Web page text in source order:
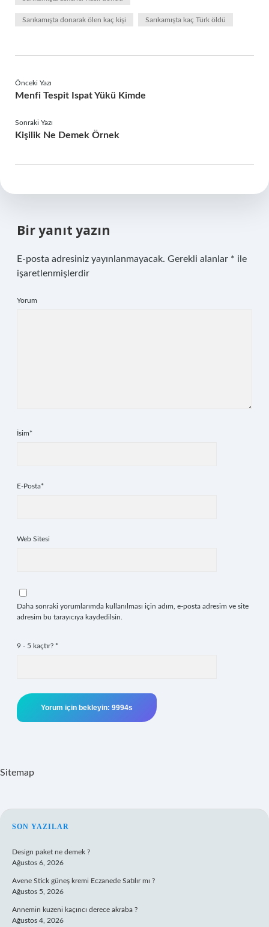
Sarıkamışta donarak ölen kaç kişi Sarıkamışta kaç Türk öldü
Önceki Yazı
Menfi Tespit Ispat Yükü Kimde
Sonraki Yazı
Kişilik Ne Demek Örnek
Bir yanıt yazın
E-posta adresiniz yayınlanmayacak. Gerekli alanlar * ile
işaretlenmişlerdir
Yorum
İsim*
E-Posta*
Web Sitesi
Daha sonraki yorumlarımda kullanılması için adım, e-posta adresim ve site
adresim bu tarayıcıya kaydedilsin.
9 - 5 kaçtır? *
Sitemap
SIDEBAR
SON YAZILAR
Design paket ne demek ?
Ağustos 6, 2026
Avene Stick güneş kremi Eczanede Satılır mı ?
Ağustos 5, 2026
Annemin kuzeni kaçıncı derece akraba ?
Ağustos 4, 2026